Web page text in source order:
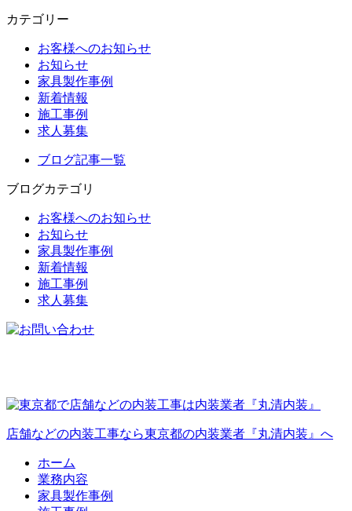
カテゴリー
お客様へのお知らせ
お知らせ
家具製作事例
新着情報
施工事例
求人募集
ブログ記事一覧
ブログカテゴリ
お客様へのお知らせ
お知らせ
家具製作事例
新着情報
施工事例
求人募集
店舗などの内装工事なら東京都の内装業者『丸清内装』へ
ホーム
業務内容
家具製作事例